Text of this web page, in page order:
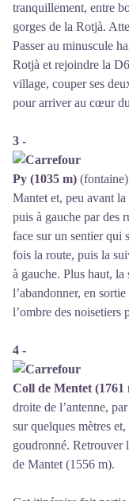
tranquillement, entre
gorges de la Rotjà.
Passer au minuscule
Rotjà et rejoindre la
village, couper ses
pour arriver au cœur
3 -
Py (1035 m)
Mantet et, peu avant
puis à gauche par des
face sur un sentier qui
fois la route, puis la
à gauche. Plus haut,
l’abandonner, en
l’ombre des noisetiers
4 -
Coll de Mentet (1761
droite de l’antenne,
sur quelques mètres
goudronné. Retrouver
de Mantet (1556 m).